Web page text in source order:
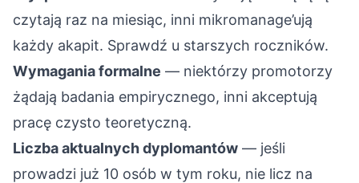
czytają raz na miesiąc, inni mikromanage’ują
każdy akapit. Sprawdź u starszych roczników.
Wymagania formalne — niektórzy promotorzy
żądają badania empirycznego, inni akceptują
pracę czysto teoretyczną.
Liczba aktualnych dyplomantów — jeśli
prowadzi już 10 osób w tym roku, nie licz na